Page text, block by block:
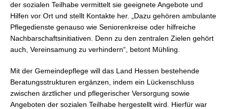
der sozialen Teilhabe vermittelt sie geeignete Angebote und
Hilfen vor Ort und stellt Kontakte her. „Dazu gehören ambulante
Pflegedienste genauso wie Seniorenkreise oder hilfreiche
Nachbarschaftsinitiativen. Denn zu den zentralen Zielen gehört
auch, Vereinsamung zu verhindern“, betont Mühling.
Mit der Gemeindepflege will das Land Hessen bestehende
Beratungsstrukturen ergänzen, indem ein Lückenschluss
zwischen ärztlicher und pflegerischer Versorgung sowie
Angeboten der sozialen Teilhabe hergestellt wird. Hierfür war